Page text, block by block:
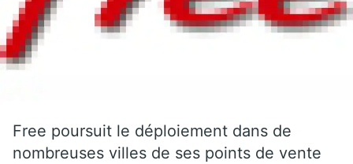
Free poursuit le déploiement dans de
nombreuses villes de ses points de vente